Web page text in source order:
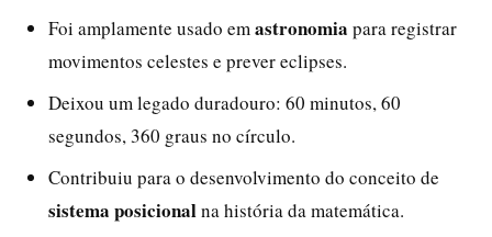
Foi amplamente usado em astronomia para registrar
movimentos celestes e prever eclipses.
Deixou um legado duradouro: 60 minutos, 60
segundos, 360 graus no círculo.
Contribuiu para o desenvolvimento do conceito de
sistema posicionalna história da matemática.